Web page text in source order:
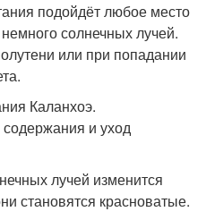
подойдёт любое место
солнечных лучей.
или при попадании
лучей изменится
становятся красноватые.